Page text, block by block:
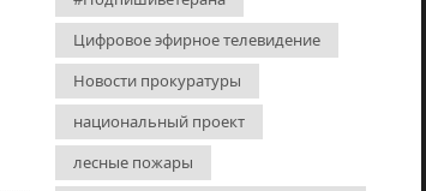
Цифровое эфирное телевидение
Новости прокуратуры
национальный проект
лесные пожары